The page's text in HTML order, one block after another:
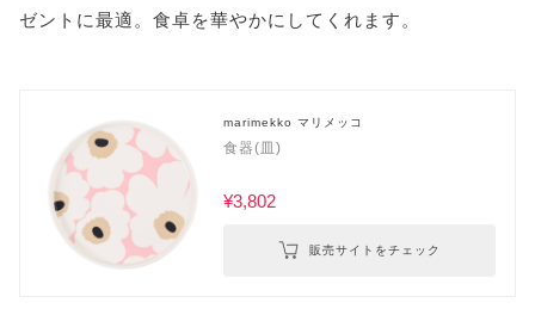
ゼントに最適。食卓を華やかにしてくれます。
marimekko マリメッコ
食器(皿)
¥3,802
販売サイトをチェック